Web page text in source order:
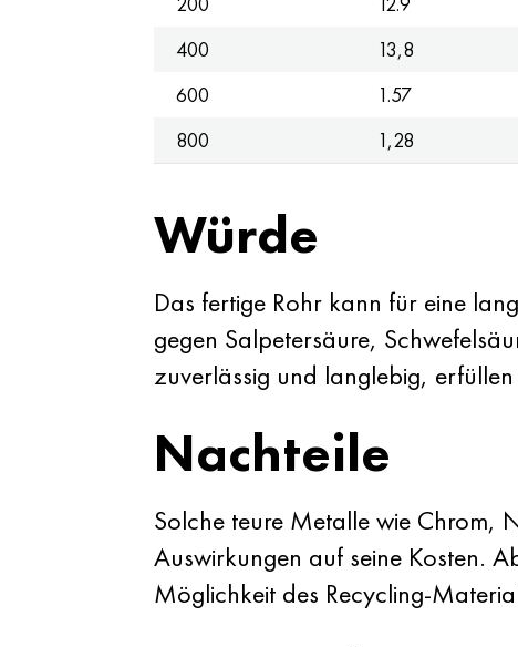
400
13,8
600
1.57
800
1,28
Würde
Das fertige Rohr kann für eine
gegen Salpetersäure,
zuverlässig und langlebig,
Nachteile
Solche teure Metalle wie Chrom,
Auswirkungen auf seine Kosten.
Möglichkeit des Recycling-